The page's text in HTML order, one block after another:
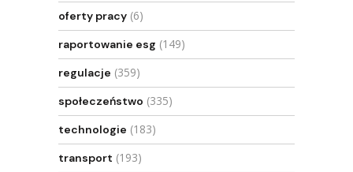
oferty pracy (6)
raportowanie esg (149)
regulacje (359)
społeczeństwo (335)
technologie (183)
transport (193)